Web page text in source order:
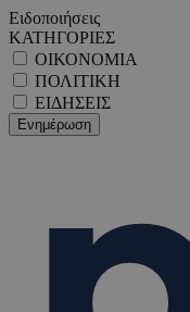
Ειδοποιήσεις
ΚΑΤΗΓΟΡΙΕΣ
ΟΙΚΟΝΟΜΙΑ
ΠΟΛΙΤΙΚΗ
ΕΙΔΗΣΕΙΣ